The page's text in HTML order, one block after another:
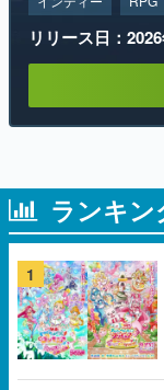
ランキン
1
2